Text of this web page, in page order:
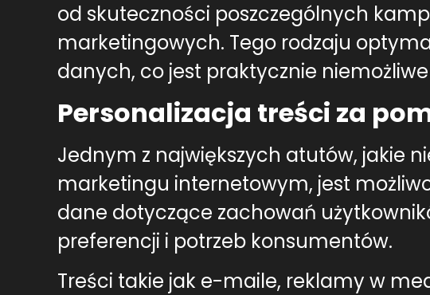
od skuteczności poszczególnych
marketingowych. Tego rodzaju
danych, co jest praktycznie
Personalizacja treści za
Jednym z największych atutów, jakie
marketingu internetowym, jest
dane dotyczące zachowań
preferencji i potrzeb konsumentów.
Treści takie jak e-maile, reklamy w